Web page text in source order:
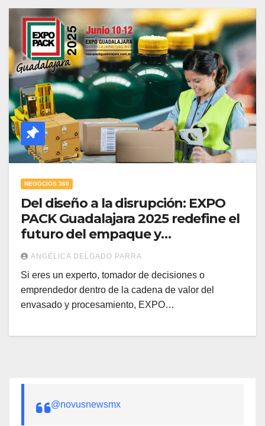
NEGOCIOS 360
Del diseño a la disrupción: EXPO
PACK Guadalajara 2025 redefine el
futuro del empaque y
procesamiento
ANGÉLICA DELGADO PARRA
Si eres un experto, tomador de decisiones o
emprendedor dentro de la cadena de valor del
envasado y procesamiento, EXPO…
@novusnewsmx